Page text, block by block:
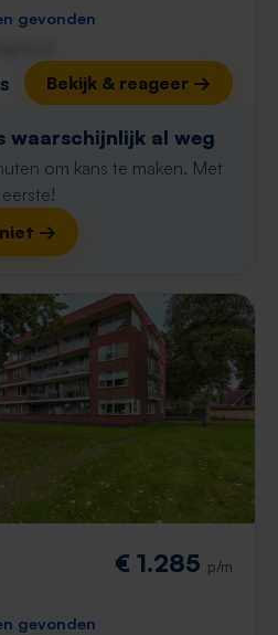
gevonden
Bekijk & reageer →
waarschijnlijk al weg
om kans te maken. Met
niet →
€ 1.285 p/m
gevonden